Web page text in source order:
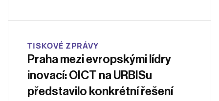
TISKOVÉ ZPRÁVY
Praha mezi evropskými lídry
inovací: OICT na URBISu
představilo konkrétní řešení